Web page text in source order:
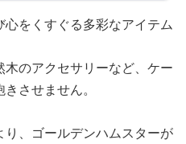
をくすぐる多彩なアイテム
のアクセサリーなど、ケー
させません。
、ゴールデンハムスターが